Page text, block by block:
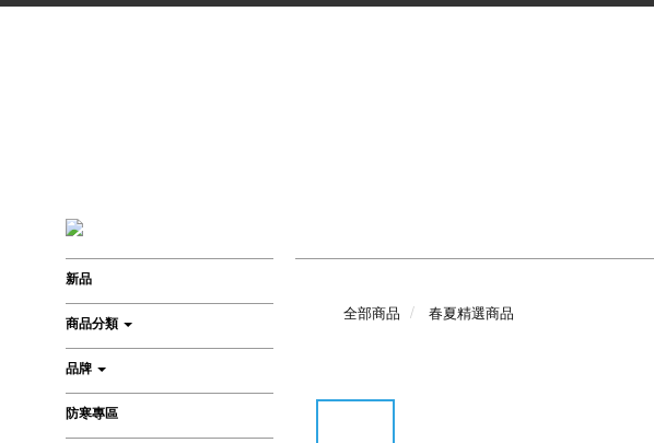
新品
商品分類
品牌
防寒專區
全部商品 春夏精選商品